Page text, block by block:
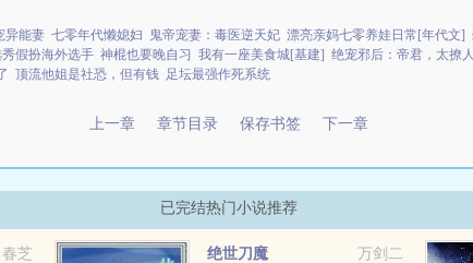
异能妻 七零年代懒媳妇 鬼帝宠妻：毒医逆天妃 漂亮亲妈七零养娃日常[年代文]
假扮海外选手 神棍也要晚自习 我有一座美食城[基建] 绝宠邪后：帝君，太撩
顶流他姐是社恐，但有钱 足坛最强作死系统
上一章 章节目录 保存书签 下一章
已完结热门小说推荐
春芝 万剑二
绝世刀魔